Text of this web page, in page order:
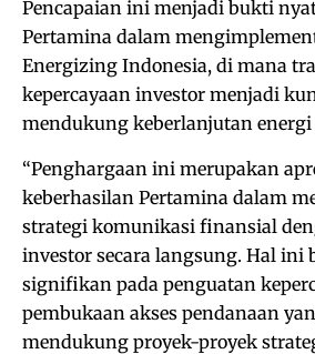
Pencapaian ini menjadi bukti
Pertamina dalam
Energizing Indonesia, di mana
kepercayaan investor menjadi
mendukung keberlanjutan
“Penghargaan ini merupakan
keberhasilan Pertamina dalam
strategi komunikasi finansial
investor secara langsung. Hal ini
signifikan pada penguatan
pembukaan akses pendanaan
mendukung proyek-proyek